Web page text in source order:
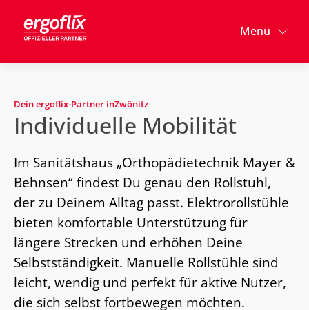
Menü
Dein ergoflix-Partner inZwönitz
Individuelle Mobilität
Im Sanitätshaus „Orthopädietechnik Mayer &
Behnsen“ findest Du genau den Rollstuhl,
der zu Deinem Alltag passt. Elektrorollstühle
bieten komfortable Unterstützung für
längere Strecken und erhöhen Deine
Selbstständigkeit. Manuelle Rollstühle sind
leicht, wendig und perfekt für aktive Nutzer,
die sich selbst fortbewegen möchten.